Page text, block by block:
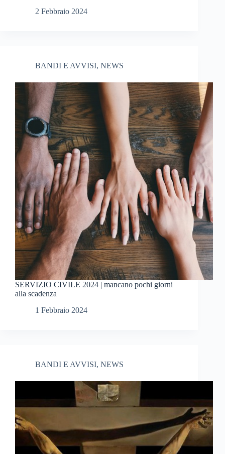
2 Febbraio 2024
BANDI E AVVISI, NEWS
SERVIZIO CIVILE 2024 | mancano pochi giorni
alla scadenza
1 Febbraio 2024
BANDI E AVVISI, NEWS